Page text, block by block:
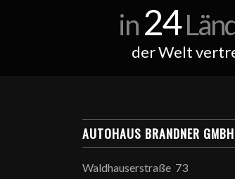
in24
der Welt
AUTOHAUS BRANDNER
Waldhauserstraße 73